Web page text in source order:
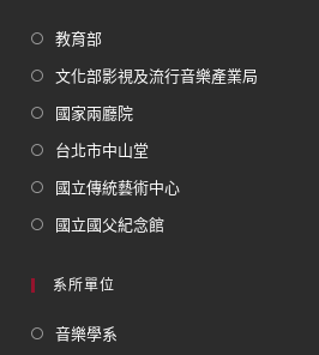
教育部
文化部影視及流行音樂產業局
國家兩廳院
台北市中山堂
國立傳統藝術中心
國立國父紀念館
系所單位
音樂學系